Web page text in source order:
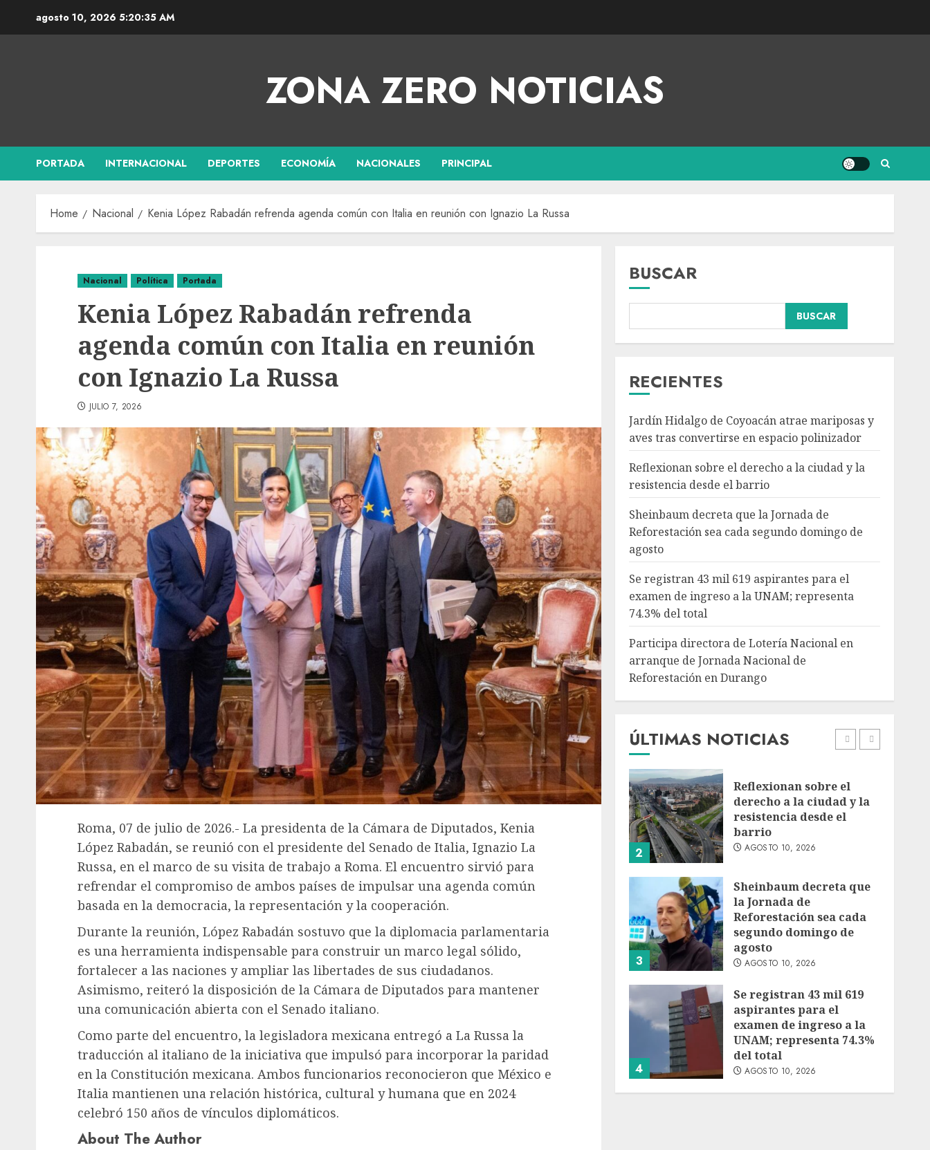
agosto 10, 2026 5:20:35 AM
ZONA ZERO NOTICIAS
PORTADA INTERNACIONAL DEPORTES ECONOMÍA NACIONALES PRINCIPAL
Home Nacional Kenia López Rabadán refrenda agenda común con Italia en reunión con Ignazio La Russa
Nacional Política Portada
Kenia López Rabadán refrenda
agenda común con Italia en reunión
con Ignazio La Russa
JULIO 7, 2026
Roma, 07 de julio de 2026.- La presidenta de la Cámara de Diputados, Kenia
López Rabadán, se reunió con el presidente del Senado de Italia, Ignazio La
Russa, en el marco de su visita de trabajo a Roma. El encuentro sirvió para
refrendar el compromiso de ambos países de impulsar una agenda común
basada en la democracia, la representación y la cooperación.
Durante la reunión, López Rabadán sostuvo que la diplomacia parlamentaria
es una herramienta indispensable para construir un marco legal sólido,
fortalecer a las naciones y ampliar las libertades de sus ciudadanos.
Asimismo, reiteró la disposición de la Cámara de Diputados para mantener
una comunicación abierta con el Senado italiano.
Como parte del encuentro, la legisladora mexicana entregó a La Russa la
traducción al italiano de la iniciativa que impulsó para incorporar la paridad
en la Constitución mexicana. Ambos funcionarios reconocieron que México e
Italia mantienen una relación histórica, cultural y humana que en 2024
celebró 150 años de vínculos diplomáticos.
About The Author
BUSCAR
BUSCAR
RECIENTES
Jardín Hidalgo de Coyoacán atrae mariposas y
aves tras convertirse en espacio polinizador
Reflexionan sobre el derecho a la ciudad y la
resistencia desde el barrio
Sheinbaum decreta que la Jornada de
Reforestación sea cada segundo domingo de
agosto
Se registran 43 mil 619 aspirantes para el
examen de ingreso a la UNAM; representa
74.3% del total
Participa directora de Lotería Nacional en
arranque de Jornada Nacional de
Reforestación en Durango
ÚLTIMAS NOTICIAS
3
Sheinbaum decreta que
AGOSTO 10, 2026
4
Se registran 43 mil 619
aspirantes para el
examen de ingreso a la
UNAM; representa 74.3%
del total
AGOSTO 10, 2026
5
Participa directora de
Lotería Nacional en
arranque de Jornada
Nacional de
Durango
AGOSTO 10, 2026
1
Coyoacán atrae
mariposas y aves tras
polinizador
AGOSTO 10, 2026
2
Reflexionan sobre el
derecho a la ciudad y la
resistencia desde el
barrio
AGOSTO 10, 2026
3
Sheinbaum decreta que
la Jornada de
Reforestación sea cada
segundo domingo de
agosto
AGOSTO 10, 2026
4
Se registran 43 mil 619
aspirantes para el
examen de ingreso a la
UNAM; representa 74.3%
del total
AGOSTO 10, 2026